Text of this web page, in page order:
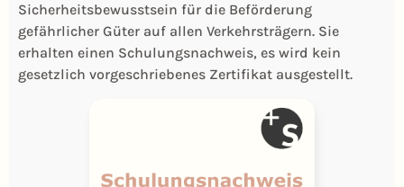
Sicherheitsbewusstsein für die Beförderung
gefährlicher Güter auf allen Verkehrsträgern. Sie
erhalten einen Schulungsnachweis, es wird kein
gesetzlich vorgeschriebenes Zertifikat ausgestellt.